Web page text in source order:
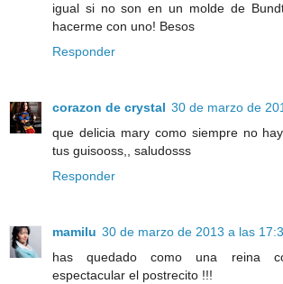
igual si no son en un molde de
hacerme con uno! Besos
Responder
corazon de crystal 30 de marzo de
que delicia mary como siempre no
tus guisooss,, saludosss
Responder
mamilu 30 de marzo de 2013 a las
has quedado como una reina
espectacular el postrecito !!!